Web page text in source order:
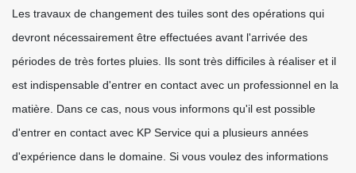
Les travaux de changement des tuiles sont des opérations qui
devront nécessairement être effectuées avant l'arrivée des
périodes de très fortes pluies. Ils sont très difficiles à réaliser et il
est indispensable d'entrer en contact avec un professionnel en la
matière. Dans ce cas, nous vous informons qu'il est possible
d'entrer en contact avec KP Service qui a plusieurs années
d'expérience dans le domaine. Si vous voulez des informations